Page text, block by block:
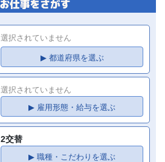
選択されていません
▶ 都道府県を選ぶ
選択されていません
▶ 雇用形態・給与を選ぶ
2交替
▶ 職種・こだわりを選ぶ